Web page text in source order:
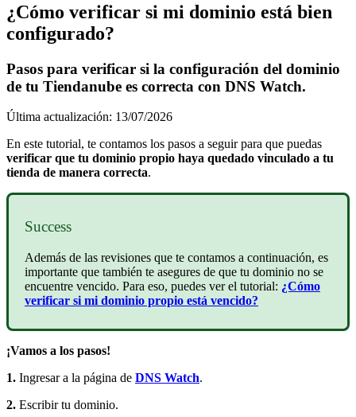
¿Cómo verificar si mi dominio está bien
configurado?
Pasos para verificar si la configuración del dominio
de tu Tiendanube es correcta con DNS Watch.
Última actualización: 13/07/2026
En este tutorial, te contamos los pasos a seguir para que puedas
verificar que tu dominio propio haya quedado vinculado a tu
tienda de manera correcta.
Success
Además de las revisiones que te contamos a continuación, es
importante que también te asegures de que tu dominio no se
encuentre vencido. Para eso, puedes ver el tutorial: ¿Cómo
verificar si mi dominio propio está vencido?
¡Vamos a los pasos!
1. Ingresar a la página de DNS Watch.
2. Escribir tu dominio.